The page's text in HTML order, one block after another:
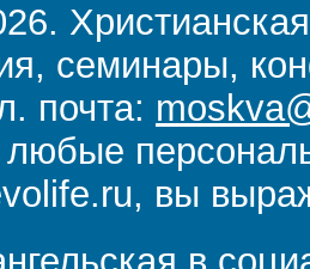
семинары,
почта:
вы